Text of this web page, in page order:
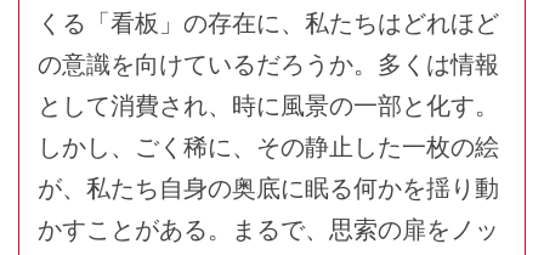
くる「看板」の存在に、私たちはどれほど
の意識を向けているだろうか。多くは情報
として消費され、時に風景の一部と化す。
しかし、ごく稀に、その静止した一枚の絵
が、私たち自身の奥底に眠る何かを揺り動
かすことがある。まるで、思索の扉をノッ